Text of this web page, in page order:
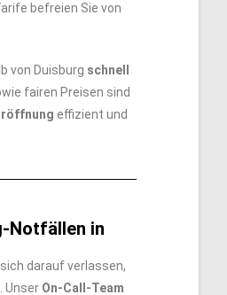
befreien Sie von
von Duisburg schnell
fairen Preisen sind
effizient und
Notfällen in
darauf verlassen,
Unser On-Call-Team